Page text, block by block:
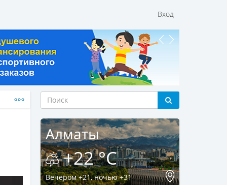
Вход
Алматы
+22 °C
Вечером +21, ночью +31